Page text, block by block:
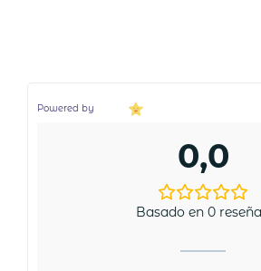
Powered by
0,0
Basado en 0